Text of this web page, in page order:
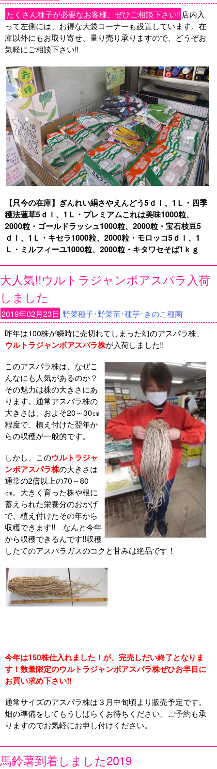
たくさん種子が必要なお客様、ぜひご相談下さい!! 店内入
って左側には、お得な大袋コーナーも設置しています。在
庫以外にもお取り寄せ、量り売り承りますので、どうぞお
気軽にご相談下さい!!
【只今の在庫】ぎんれい絹さやえんどう5ｄｌ、1Ｌ・四季
穫法蓮草5ｄｌ、1Ｌ・プレミアムこれは美味1000粒、
2000粒・ゴールドラッシュ1000粒、2000粒・宝石枝豆5
ｄｌ、1Ｌ・キセラ1000粒、2000粒・モロッコ5ｄｌ、1
Ｌ・ミルフィーユ1000粒、2000粒・キタワセそば1ｋｇ
大人気!!ウルトラジャンボアスパラ入荷
しました
2019年02月23日 野菜種子･野菜苗･種芋･きのこ種菌
昨年は100株が瞬時に売切れてしまった幻のアスパラ株、
ウルトラジャンボアスパラ株が入荷しました!!
このアスパラ株は、なぜこ
んなにも人気があるのか？
その魅力は株の大きさにあ
ります。通常アスパラ株の
大きさは、およそ20～30㎝
程度で、植え付けた翌年か
らの収穫が一般的です。
しかし、このウルトラジャ
ンボアスパラ株の大きさは
通常の2倍以上の70～80
㎝。大きく育った株や根に
蓄えられた栄養分のおかげ
で、植え付けたその年から
収穫できます!! なんと今年
から収穫できるんです!!収穫
したてのアスパラガスのコクと甘みは絶品です！
今年は150株仕入れました！が、完売しだい終了となりま
す！数量限定のウルトラジャンボアスパラ株ぜひお早目に
お買い求め下さい!!
通常サイズのアスパラ株は３月中旬頃より販売予定です。
畑の準備をしてもうしばらくお待ちください。ご予約も承
りますのでお気軽にお申し付けください。
馬鈴薯到着しました2019